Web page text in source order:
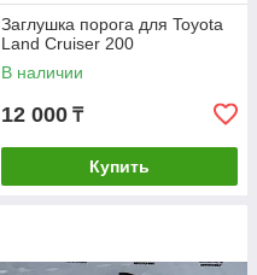
Заглушка порога для Toyota
Land Cruiser 200
В наличии
12 000 ₸
Купить